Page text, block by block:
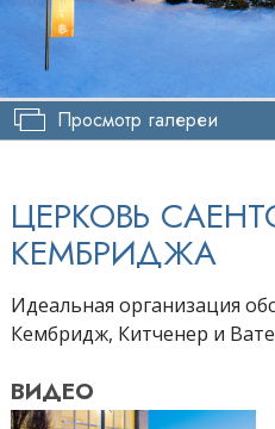
Просмотр галереи
ЦЕРКОВЬ
КЕМБРИДЖА
Идеальная организация
Кембридж, Китченер и
ВИДЕО